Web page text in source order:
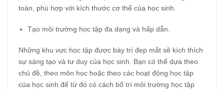
toàn, phù hợp với kích thước cơ thể của học sinh.
Tạo môi trường học tập đa dạng và hấp dẫn.
Những khu vực học tập được bày trí đẹp mắt sẽ kích thích
sự sáng tạo và tư duy của học sinh. Bạn có thể dựa theo
chủ đề, theo môn học hoặc theo các hoạt động học tập
của học sinh để từ đó có cách bố trí môi trường học tập